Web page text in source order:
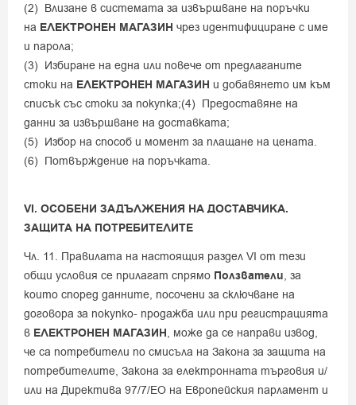
(2) Влизане в системата за извършване на поръчки
на ЕЛЕКТРОНЕН МАГАЗИН чрез идентифициране с име
и парола;
(3) Избиране на една или повече от предлаганите
стоки на ЕЛЕКТРОНЕН МАГАЗИН и добавянето им към
списък със стоки за покупка;(4) Предоставяне на
данни за извършване на доставката;
(5) Избор на способ и момент за плащане на цената.
(6) Потвърждение на поръчката.
VI. ОСОБЕНИ ЗАДЪЛЖЕНИЯ НА ДОСТАВЧИКА.
ЗАЩИТА НА ПОТРЕБИТЕЛИТЕ
Чл. 11. Правилата на настоящия раздел VI от тези
общи условия се прилагат спрямо Ползватели, за
които според данните, посочени за сключване на
договора за покупко- продажба или при регистрацията
в ЕЛЕКТРОНЕН МАГАЗИН, може да се направи извод,
че са потребители по смисъла на Закона за защита на
потребителите, Закона за електронната търговия и/
или на Директива 97/7/ЕО на Европейския парламент и